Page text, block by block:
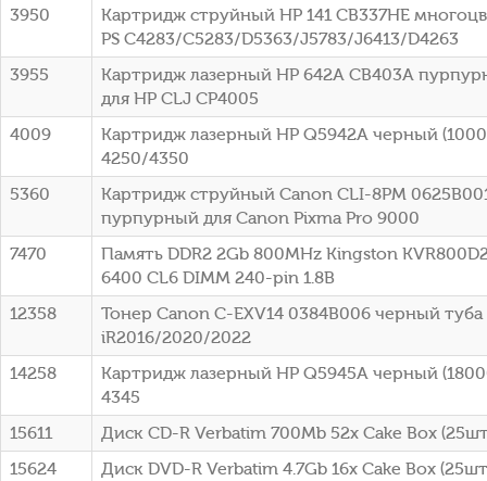
3950
Картридж струйный HP 141 CB337HE
PS C4283/C5283/D5363/J5783/J6413/D4263
3955
Картридж лазерный HP 642A CB403A
для HP CLJ CP4005
4009
Картридж лазерный HP Q5942A черный
4250/4350
5360
Картридж струйный Canon CLI-8PM
пурпурный для Canon Pixma Pro 9000
7470
Память DDR2 2Gb 800MHz Kingston
6400 CL6 DIMM 240-pin 1.8В
12358
Тонер Canon C-EXV14 0384B006 черный
iR2016/2020/2022
14258
Картридж лазерный HP Q5945A черный
4345
15611
Диск CD-R Verbatim 700Mb 52x Cake Box
15624
Диск DVD-R Verbatim 4.7Gb 16x Cake Box